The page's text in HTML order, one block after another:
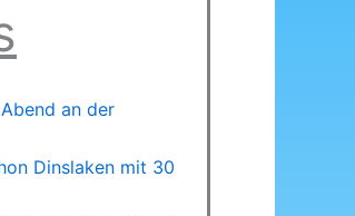
an der
Dinslaken mit 30